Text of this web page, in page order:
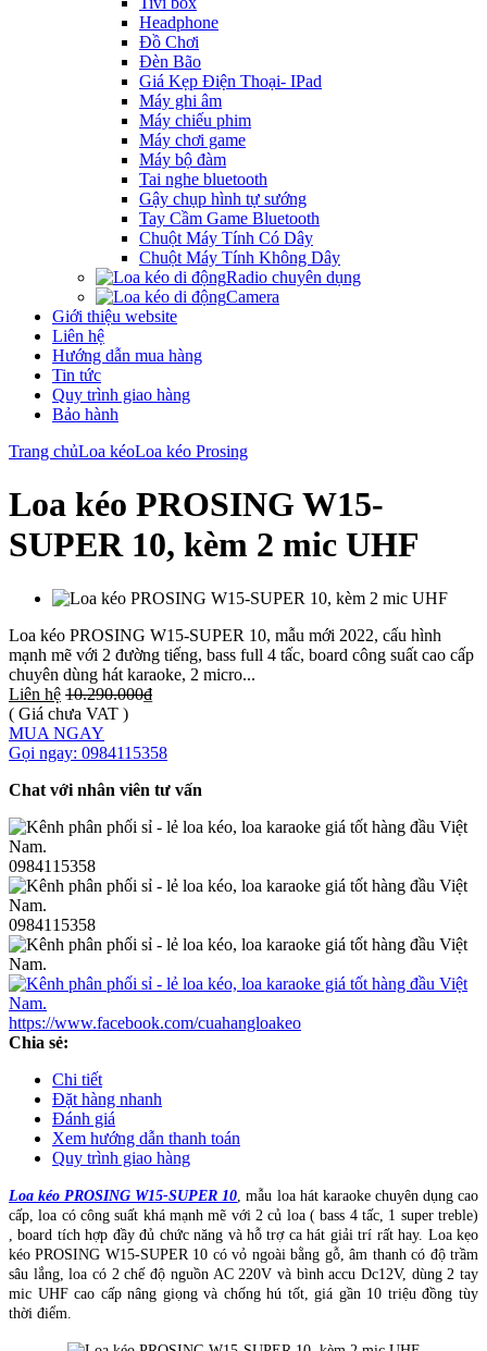
Headphone
Đồ Chơi
Đèn Bão
Giá Kẹp Điện Thoại- IPad
Máy ghi âm
Máy chiếu phim
Máy chơi game
Máy bộ đàm
Tai nghe bluetooth
Gậy chụp hình tự sướng
Tay Cầm Game Bluetooth
Chuột Máy Tính Có Dây
Chuột Máy Tính Không Dây
Radio chuyên dụng
Camera
Giới thiệu website
Liên hệ
Hướng dẫn mua hàng
Tin tức
Quy trình giao hàng
Bảo hành
Trang chủLoa kéoLoa kéo Prosing
Loa kéo PROSING W15-
SUPER 10, kèm 2 mic UHF
Loa kéo PROSING W15-SUPER 10, mẫu mới 2022, cấu hình
mạnh mẽ với 2 đường tiếng, bass full 4 tấc, board công suất cao cấp
chuyên dùng hát karaoke, 2 micro...
Liên hệ 10.290.000₫
( Giá chưa VAT )
MUA NGAY
Gọi ngay: 0984115358
Chat với nhân viên tư vấn
0984115358
0984115358
https://www.facebook.com/cuahangloakeo
Chia sẻ:
Chi tiết
Đặt hàng nhanh
Đánh giá
Xem hướng dẫn thanh toán
Quy trình giao hàng
Loa kéo PROSING W15-SUPER 10 , mẫu loa hát karaoke chuyên dụng cao
cấp, loa có công suất khá mạnh mẽ với 2 củ loa ( bass 4 tấc, 1 super treble)
, board tích hợp đầy đủ chức năng và hỗ trợ ca hát giải trí rất hay. Loa kẹo
kéo PROSING W15-SUPER 10 có vỏ ngoài bằng gỗ, âm thanh có độ trầm
sâu lắng, loa có 2 chế độ nguồn AC 220V và bình accu Dc12V, dùng 2 tay
mic UHF cao cấp nâng giọng và chống hú tốt, giá gần 10 triệu đồng tùy
thời điểm.